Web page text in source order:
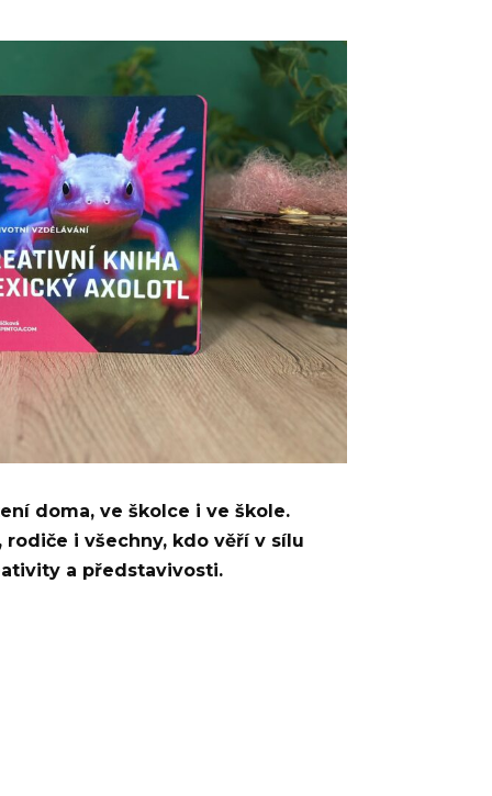
doma, ve školce i ve škole.
i všechny, kdo věří v sílu
a představivosti.